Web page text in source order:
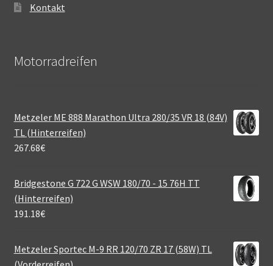
Kontakt
Motorradreifen
Metzeler ME 888 Marathon Ultra 280/35 VR 18 (84V)
TL (Hinterreifen)
267.68€
Bridgestone G 722 G WSW 180/70 - 15 76H TT
(Hinterreifen)
191.18€
Metzeler Sportec M-9 RR 120/70 ZR 17 (58W) TL